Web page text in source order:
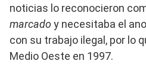
noticias lo reconocieron
marcado y necesitaba el
con su trabajo ilegal, por lo
Medio Oeste en 1997.